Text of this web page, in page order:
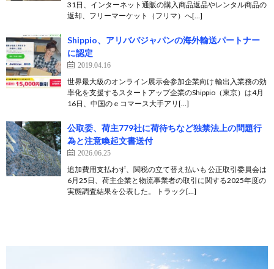
31日、インターネット通販の購入商品返品やレンタル商品の
返却、フリーマーケット（フリマ）へ[…]
Shippio、アリババジャパンの海外輸送パートナー
に認定
2019.04.16
世界最大級のオンライン展示会参加企業向け 輸出入業務の効
率化を支援するスタートアップ企業のShippio（東京）は4月
16日、中国のｅコマース大手アリ[…]
公取委、荷主779社に荷待ちなど独禁法上の問題行
為と注意喚起文書送付
2026.06.25
追加費用支払わず、関税の立て替え払いも 公正取引委員会は
6月25日、荷主企業と物流事業者の取引に関する2025年度の
実態調査結果を公表した。 トラック[…]